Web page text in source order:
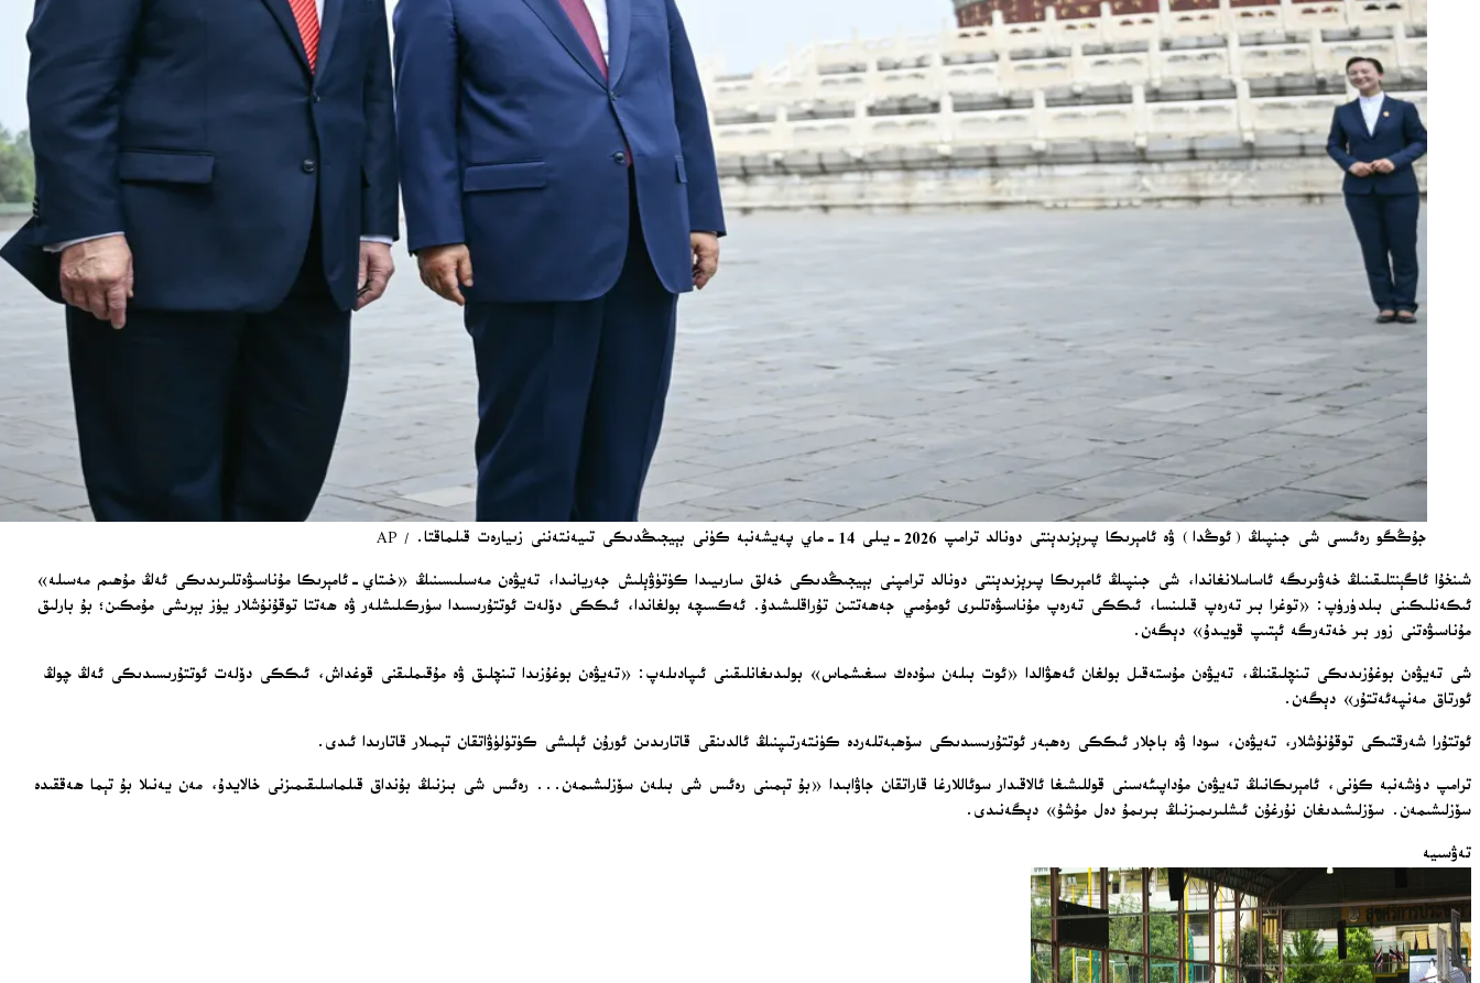
جۇڭگو رەئىسى شى جىنپىڭ (ئوڭدا) ۋە ئامېرىكا پىرېزىدېنتى دونالد ترامپ 2026-يىلى 14-ماي پەيشەنبە كۈنى بېيجىڭدىكى تىيەنتەننى زىيارەت قىلماقتا. / AP
شىنخۇا ئاگېنتلىقىنىڭ خەۋىرىگە ئاساسلانغاندا، شى جىنپىڭ ئامېرىكا پىرېزىدېنتى دونالد ترامپنى بېيجىڭدىكى خەلق سارىيىدا كۈتۈۋېلىش جەريانىدا، تەيۋەن مەسىلىسىنىڭ «خىتاي-ئامېرىكا مۇناسىۋەتلىرىدىكى ئەڭ مۇھىم مەسىلە»
ئىكەنلىكىنى بىلدۈرۈپ: «توغرا بىر تەرەپ قىلىنسا، ئىككى تەرەپ مۇناسىۋەتلىرى ئومۇمىي جەھەتتىن تۇراقلىشىدۇ. ئەكسىچە بولغاندا، ئىككى دۆلەت ئوتتۇرىسىدا سۈركىلىشلەر ۋە ھەتتا توقۇنۇشلار يۈز بېرىشى مۇمكىن؛ بۇ بارلىق
مۇناسىۋەتنى زور بىر خەتەرگە ئېتىپ قويىدۇ» دېگەن.
شى تەيۋەن بوغۇزىدىكى تىنچلىقنىڭ، تەيۋەن مۇستەقىل بولغان ئەھۋالدا «ئوت بىلەن سۇدەك سىغىشماس» بولىدىغانلىقىنى ئىپادىلەپ: «تەيۋەن بوغۇزىدا تىنچلىق ۋە مۇقىملىقنى قوغداش، ئىككى دۆلەت ئوتتۇرىسىدىكى ئەڭ چوڭ
ئورتاق مەنپەئەتتۇر» دېگەن.
ئوتتۇرا شەرقتىكى توقۇنۇشلار، تەيۋەن، سودا ۋە باجلار ئىككى رەھبەر ئوتتۇرىسىدىكى سۆھبەتلەردە كۈنتەرتىپنىڭ ئالدىنقى قاتارىدىن ئورۇن ئېلىشى كۈتۈلۈۋاتقان تېمىلار قاتارىدا ئىدى.
ترامپ دۈشەنبە كۈنى، ئامېرىكانىڭ تەيۋەن مۇداپىئەسىنى قوللىشىغا ئالاقىدار سوئاللارغا قاراتقان جاۋابىدا «بۇ تېمىنى رەئىس شى بىلەن سۆزلىشىمەن... رەئىس شى بىزنىڭ بۇنداق قىلماسلىقىمىزنى خالايدۇ، مەن يەنىلا بۇ تېما ھەققىدە
سۆزلىشىمەن. سۆزلىشىدىغان نۇرغۇن ئىشلىرىمىزنىڭ بىرىمۇ دەل مۇشۇ» دېگەنىدى.
تەۋسىيە